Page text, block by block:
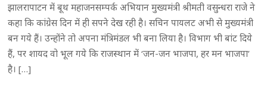
झालरापाटन में बूथ महाजनसम्पर्क अभियान मुख्यमंत्री श्रीमती वसुन्धरा राजे ने
कहा कि कांग्रेस दिन में ही सपने देख रही है। सचिन पायलट अभी से मुख्यमंत्री
बन गये हैं। उन्होंने तो अपना मंत्रिमंडल भी बना लिया है। विभाग भी बांट दिये
हैं, पर शायद वो भूल गये कि राजस्थान में ‘जन-जन भाजपा, हर मन भाजपा’
है। […]